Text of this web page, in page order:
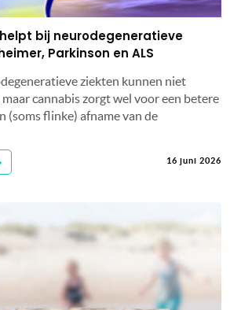
bij neurodegeneratieve
Parkinson en ALS
ziekten kunnen niet
cannabis zorgt wel voor een betere
(soms flinke) afname van de
16 juni 2026